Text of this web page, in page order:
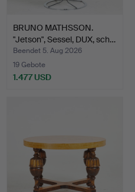
BRUNO MATHSSON.
"Jetson", Sessel, DUX, sch…
Beendet 5. Aug 2026
19 Gebote
1.477 USD